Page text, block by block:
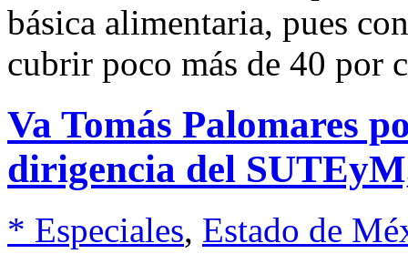
básica alimentaria, pues
cubrir poco más de 40 por
Va Tomás Palomares
dirigencia del
* Especiales, Estado de